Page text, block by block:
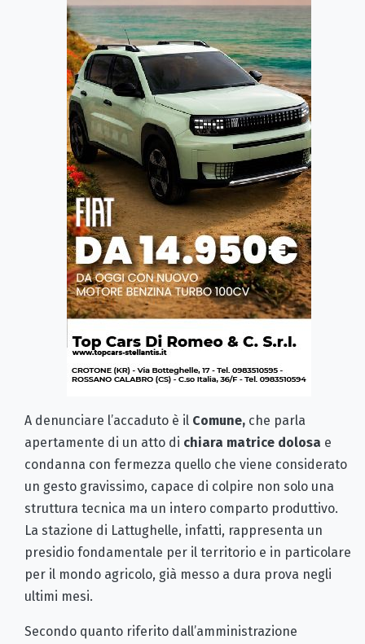
A denunciare l’accaduto è il Comune, che parla
apertamente di un atto di chiara matrice dolosa e
condanna con fermezza quello che viene considerato
un gesto gravissimo, capace di colpire non solo una
struttura tecnica ma un intero comparto produttivo.
La stazione di Lattughelle, infatti, rappresenta un
presidio fondamentale per il territorio e in particolare
per il mondo agricolo, già messo a dura prova negli
ultimi mesi.
Secondo quanto riferito dall’amministrazione